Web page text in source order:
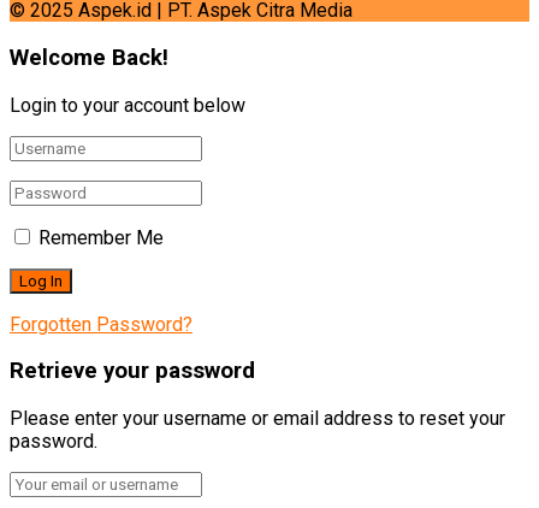
© 2025 Aspek.id | PT. Aspek Citra Media
Welcome Back!
Login to your account below
Remember Me
Forgotten Password?
Retrieve your password
Please enter your username or email address to reset your
password.